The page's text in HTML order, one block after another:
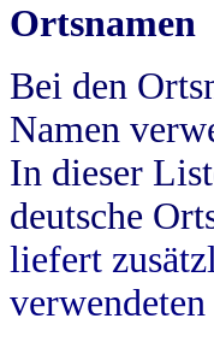
Ortsnamen
Bei den
Namen
In dieser
deutsche
liefert